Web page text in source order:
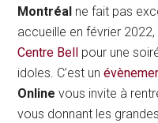
Montréal ne fait pas
accueille en février 2022,
Centre Bell pour une
idoles. C’est un
Online vous invite à
vous donnant les